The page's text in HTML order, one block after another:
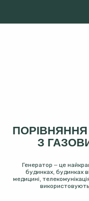
З
Генератор – це
будинках, будинках
медицині,